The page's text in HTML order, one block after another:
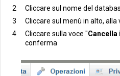
Cliccare sul nome del
Cliccare sul menù in alto, alla
Cliccare sulla voce "Cancella
conferma